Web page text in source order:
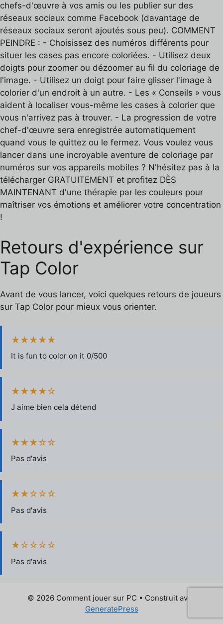
chefs-d'œuvre à vos amis ou les publier sur des
réseaux sociaux comme Facebook (davantage de
réseaux sociaux seront ajoutés sous peu). COMMENT
PEINDRE : - Choisissez des numéros différents pour
situer les cases pas encore coloriées. - Utilisez deux
doigts pour zoomer ou dézoomer au fil du coloriage de
l'image. - Utilisez un doigt pour faire glisser l'image à
colorier d'un endroit à un autre. - Les « Conseils » vous
aident à localiser vous-même les cases à colorier que
vous n'arrivez pas à trouver. - La progression de votre
chef-d'œuvre sera enregistrée automatiquement
quand vous le quittez ou le fermez. Vous voulez vous
lancer dans une incroyable aventure de coloriage par
numéros sur vos appareils mobiles ? N'hésitez pas à la
télécharger GRATUITEMENT et profitez DÈS
MAINTENANT d'une thérapie par les couleurs pour
maîtriser vos émotions et améliorer votre concentration
!
Retours d'expérience sur
Tap Color
Avant de vous lancer, voici quelques retours de joueurs
sur Tap Color pour mieux vous orienter.
★★★★★
It is fun to color on it 0/500
★★★★☆
J aime bien cela détend
★★★☆☆
Pas d'avis
★★☆☆☆
Pas d'avis
★☆☆☆☆
Pas d'avis
© 2026 Comment jouer sur PC • Construit avec
GeneratePress